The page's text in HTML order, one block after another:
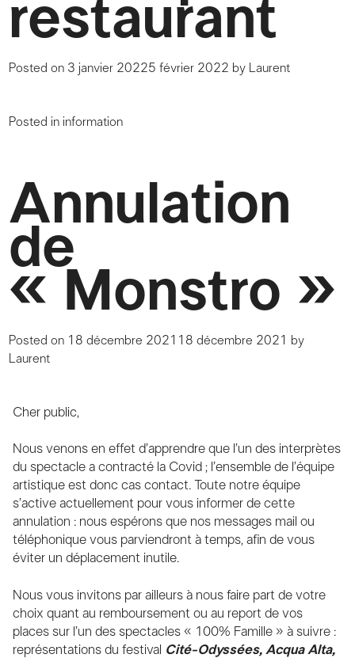
restaurant
Posted on 3 janvier 20225 février 2022 by Laurent
Posted in information
Annulation
de
« Monstro »
Posted on 18 décembre 2021 18 décembre 2021
by
Laurent
Cher public,
Nous venons en effet d’apprendre que l’un des interprètes
du spectacle a contracté la Covid ; l’ensemble de l’équipe
artistique est donc cas contact. Toute notre équipe
s’active actuellement pour vous informer de cette
annulation : nous espérons que nos messages mail ou
téléphonique vous parviendront à temps, afin de vous
éviter un déplacement inutile.
Nous vous invitons par ailleurs à nous faire part de votre
choix quant au remboursement ou au report de vos
places sur l’un des spectacles « 100% Famille » à suivre :
représentations du festival Cité-Odyssées, Acqua Alta,